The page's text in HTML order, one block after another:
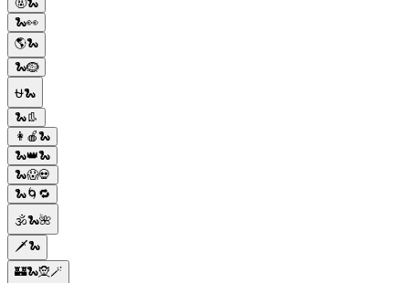
🤬🐍
🐍👀
🌎🐍
🐍🪹
⛎🐍
🐍👢
👩🍎🐍
🐍👑🐍
🐍😱💀
🐍🌀🔁
🕉️🐍🌺
🗡️🐍
🏰🐍🧝🪄